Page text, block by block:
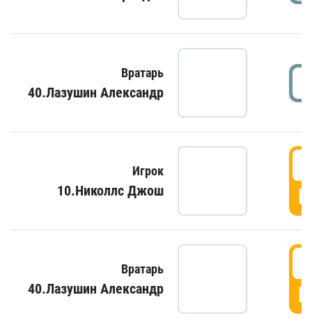
Вратарь
40.Лазушин Александр
Игрок
10.Николлс Джош
Вратарь
40.Лазушин Александр